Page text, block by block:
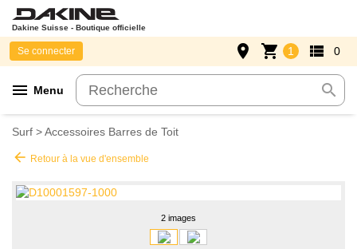
Dakine Suisse - Boutique officielle
menu Menu search
Se connecter place shopping_cart 1 view_list 0
Surf >Accessoires Barres de Toit
arrow_back Retour à la vue d'ensemble
2 images